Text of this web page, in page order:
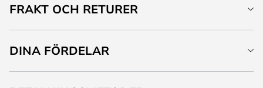
FRAKT OCH RETURER
DINA FÖRDELAR